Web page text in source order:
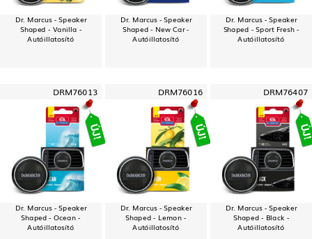
Dr. Marcus - Speaker
Shaped - Vanilla -
Autóillatosító
Dr. Marcus - Speaker
Shaped - New Car -
Autóillatosító
Dr. Marcus - Speaker
Shaped - Sport Fresh -
Autóillatosító
DRM76013
Dr. Marcus - Speaker
Shaped - Ocean -
Autóillatosító
DRM76016
Dr. Marcus - Speaker
Shaped - Lemon -
Autóillatosító
DRM76407
Dr. Marcus - Speaker
Shaped - Black -
Autóillatosító